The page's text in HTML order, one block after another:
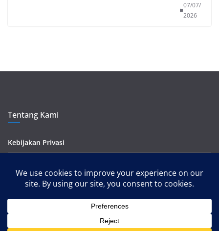
07/07/
2026
Tentang Kami
Kebijakan Privasi
Pedoman Media Siber
Copyright © 2026tripbiru.id. All rights reserved.